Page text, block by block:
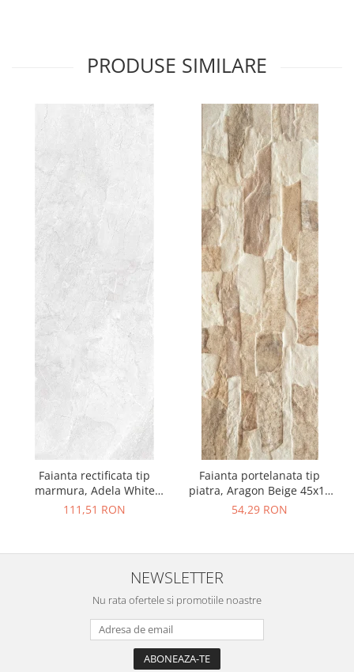
PRODUSE SIMILARE
Faianta rectificata tip
marmura, Adela White
30x90, alb, finisaj lucios
111,51 RON
Faianta portelanata tip
piatra, Aragon Beige 45x15
cm, bej, finisaj mat
54,29 RON
NEWSLETTER
Nu rata ofertele si promotiile noastre